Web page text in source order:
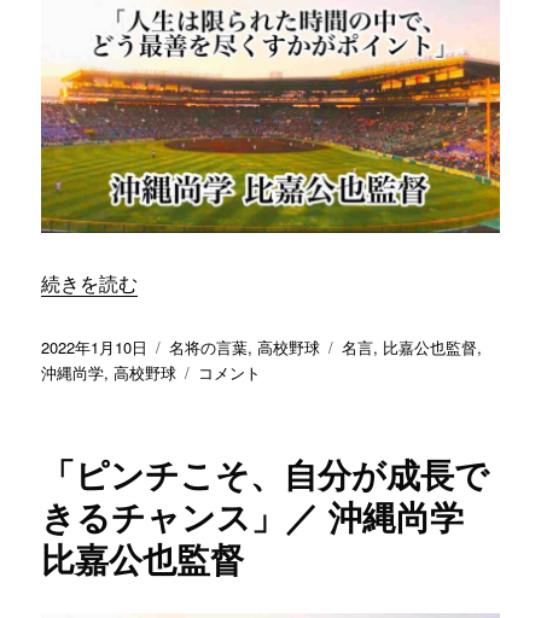
尚
学
比
嘉
公
也
監
督
に
の
弱
さ
に
直
結
す
る」
／
比
嘉
“「人生は限られた時間の中で、どう最善を尽くすかが
続きを読む
投
稿
2022年1月10日
カ
テ
名将の言葉,高校野球
タ
名言, 比嘉公也監督,
沖縄尚学,高校野球
「人
ら
れ
た
時
間
コメント
「ピンチこそ、自分が成長で
きるチャンス」／ 沖縄尚学
比嘉公也監督